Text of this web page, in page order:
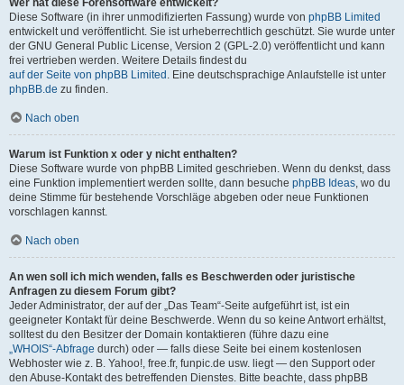
Wer hat diese Forensoftware entwickelt?
Diese Software (in ihrer unmodifizierten Fassung) wurde von phpBB Limited
entwickelt und veröffentlicht. Sie ist urheberrechtlich geschützt. Sie wurde unter
der GNU General Public License, Version 2 (GPL-2.0) veröffentlicht und kann
frei vertrieben werden. Weitere Details findest du
auf der Seite von phpBB Limited . Eine deutschsprachige Anlaufstelle ist unter
phpBB.de zu finden.
Nach oben
Warum ist Funktion x oder y nicht enthalten?
Diese Software wurde von phpBB Limited geschrieben. Wenn du denkst, dass
eine Funktion implementiert werden sollte, dann besuche phpBB Ideas, wo du
deine Stimme für bestehende Vorschläge abgeben oder neue Funktionen
vorschlagen kannst.
Nach oben
An wen soll ich mich wenden, falls es Beschwerden oder juristische
Anfragen zu diesem Forum gibt?
Jeder Administrator, der auf der „Das Team“-Seite aufgeführt ist, ist ein
geeigneter Kontakt für deine Beschwerde. Wenn du so keine Antwort erhältst,
solltest du den Besitzer der Domain kontaktieren (führe dazu eine
„WHOIS“-Abfrage durch) oder — falls diese Seite bei einem kostenlosen
Webhoster wie z. B. Yahoo!, free.fr, funpic.de usw. liegt — den Support oder
den Abuse-Kontakt des betreffenden Dienstes. Bitte beachte, dass phpBB